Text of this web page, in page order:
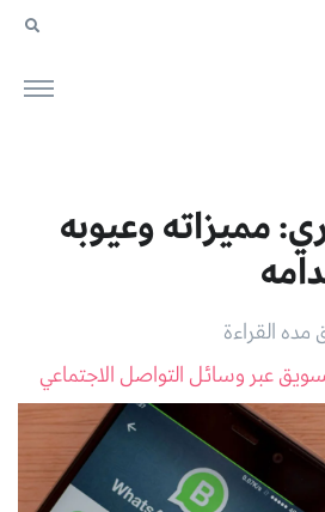
مميزاته وعيوبه
عبر وسائل التواصل الاجتماعي